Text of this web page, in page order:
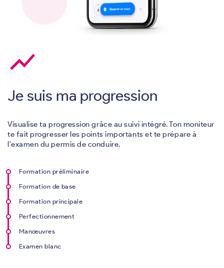
show_chart
Je suis ma progression
Visualise ta progression grâce au suivi intégré. Ton moniteur
te fait progresser les points importants et te prépare à
l'examen du permis de conduire.
Formation préliminaire
Formation de base
Formation principale
Perfectionnement
Manœuvres
Examen blanc